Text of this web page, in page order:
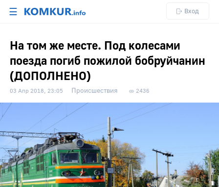
☰ Вход
На том же месте. Под колесами
поезда погиб пожилой бобруйчанин
(ДОПОЛНЕНО)
03 Апр 2018, 23:05 Происшествия 2436